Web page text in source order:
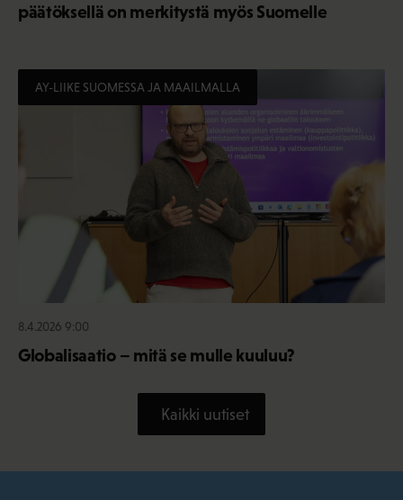
päätöksellä on merkitystä myös Suomelle
AY-LIIKE SUOMESSA JA MAAILMALLA
8.4.2026 9:00
Globalisaatio – mitä se mulle kuuluu?
Kaikki uutiset